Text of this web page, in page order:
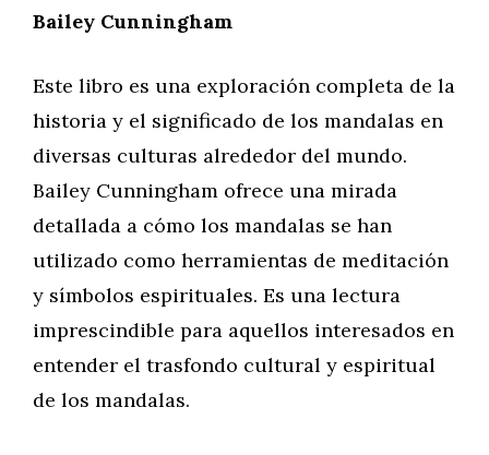
Bailey Cunningham
Este libro es una exploración completa de la
historia y el significado de los mandalas en
diversas culturas alrededor del mundo.
Bailey Cunningham ofrece una mirada
detallada a cómo los mandalas se han
utilizado como herramientas de meditación
y símbolos espirituales. Es una lectura
imprescindible para aquellos interesados en
entender el trasfondo cultural y espiritual
de los mandalas.